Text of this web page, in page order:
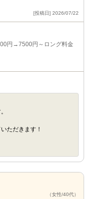
[投稿日] 2026/07/22
円→7500円～ロング料金
ただきます！
（女性/40代）